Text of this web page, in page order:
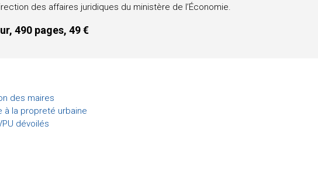
des affaires juridiques du ministère de l’Économie.
490 pages, 49 €
des maires
à la propreté urbaine
dévoilés